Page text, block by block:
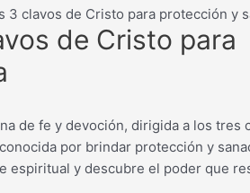
3 clavos de Cristo para protección y
de Cristo para
de fe y devoción, dirigida a los tres
por brindar protección y
espiritual y descubre el poder que